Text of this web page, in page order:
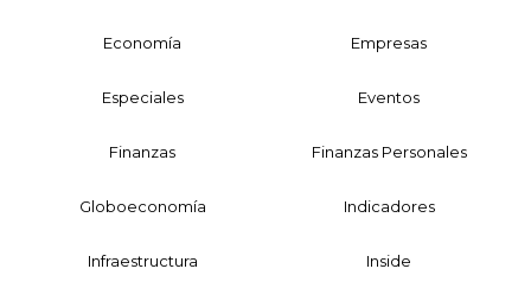
Economía Empresas
Especiales Eventos
Finanzas Finanzas Personales
Globoeconomía Indicadores
Infraestructura Inside